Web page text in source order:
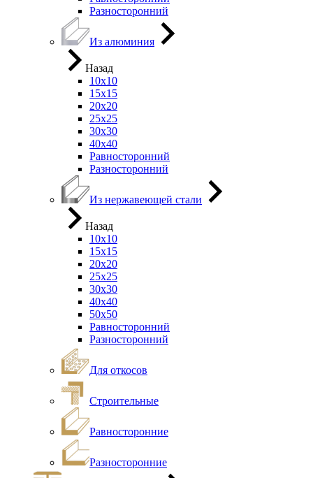
Разносторонний
Из алюминия
Назад
10х10
15х15
20х20
25х25
30х30
40х40
Равносторонний
Разносторонний
Из нержавеющей стали
Назад
10х10
15х15
20х20
25х25
30х30
40х40
50х50
Равносторонний
Разносторонний
Для откосов
Строительные
Равносторонние
Разносторонние